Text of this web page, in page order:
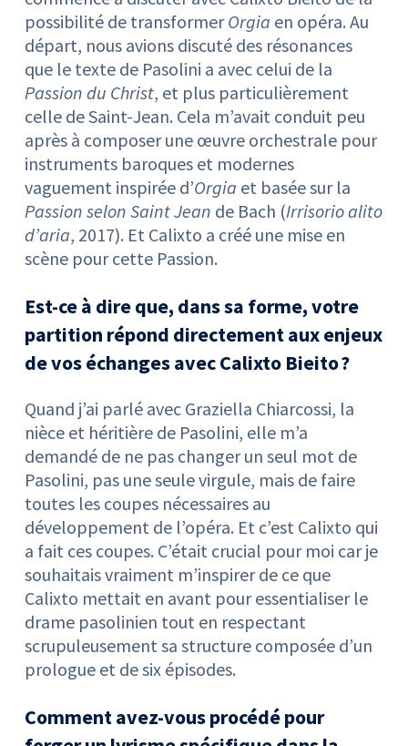
possibilité de transformerOrgia en opéra. Au
départ, nous avions discuté des résonances
que le texte de Pasolini a avec celui de la
Passion du Christ, et plus particulièrement
celle de Saint-Jean. Cela m’avait conduit peu
après à composer une œuvre orchestrale pour
instruments baroques et modernes
vaguement inspirée d’Orgia et basée sur la
Passion selon Saint Jean de Bach (Irrisorio alito
d’aria, 2017). Et Calixto a créé une mise en
scène pour cette Passion.
Est-ce à dire que, dans sa forme, votre
partition répond directement aux enjeux
de vos échanges avec Calixto Bieito ?
Quand j’ai parlé avec Graziella Chiarcossi, la
nièce et héritière de Pasolini, elle m’a
demandé de ne pas changer un seul mot de
Pasolini, pas une seule virgule, mais de faire
toutes les coupes nécessaires au
développement de l’opéra. Et c’est Calixto qui
a fait ces coupes. C’était crucial pour moi car je
souhaitais vraiment m’inspirer de ce que
Calixto mettait en avant pour essentialiser le
drame pasolinien tout en respectant
scrupuleusement sa structure composée d’un
prologue et de six épisodes.
Comment avez-vous procédé pour